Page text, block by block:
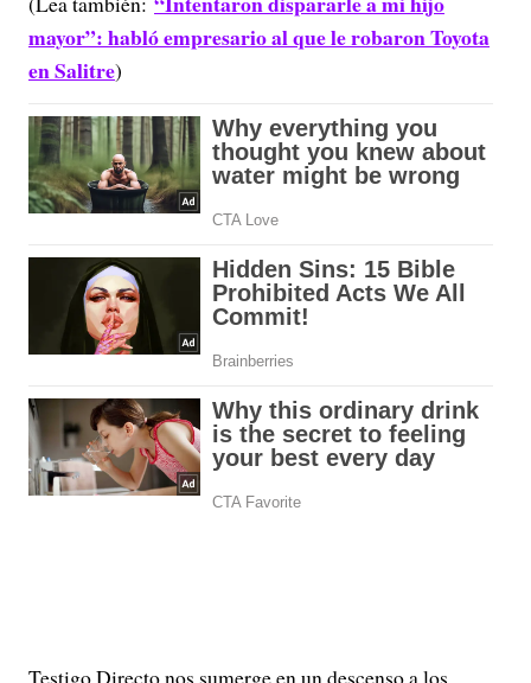
mayor”: habló empresario al que le robaron Toyota
en Salitre)
Testigo Directo nos sumerge en un descenso a los